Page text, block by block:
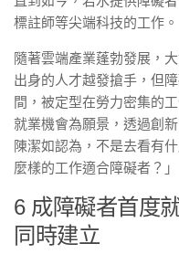
標註師等尖端科技的工作。
隨著雲端產業蓬勃發展，
出身的人才越發搶手，但
間，被定型在勞力密集的
就業機會為願景，透過創
陳潔如認為，不是去看有
麼樣的工作適合障礙者？」
6 成障礙者首度
同時建立